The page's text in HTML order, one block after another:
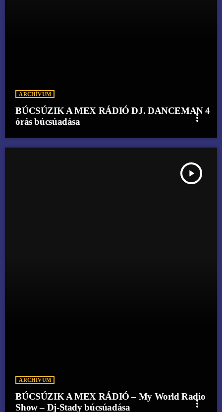
ARCHÍVUM
BÚCSÚZIK A MEX RÁDIÓ DJ. DANCEMAN 4
órás búcsúadása
more_vert
BÚCSÚZIK A MEX RÁDIÓ - MY WORLD RADIO SHOW - DJ-
play_arrow
ARCHÍVUM
BÚCSÚZIK A MEX RÁDIÓ – My World Radio
Show – Dj-Stady búcsúadása
more_vert